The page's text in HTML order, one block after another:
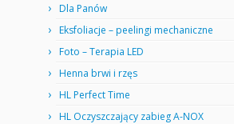
Dla Panów
Eksfoliacje – peelingi mechaniczne
Foto – Terapia LED
Henna brwi i rzęs
HL Perfect Time
HL Oczyszczający zabieg A-NOX